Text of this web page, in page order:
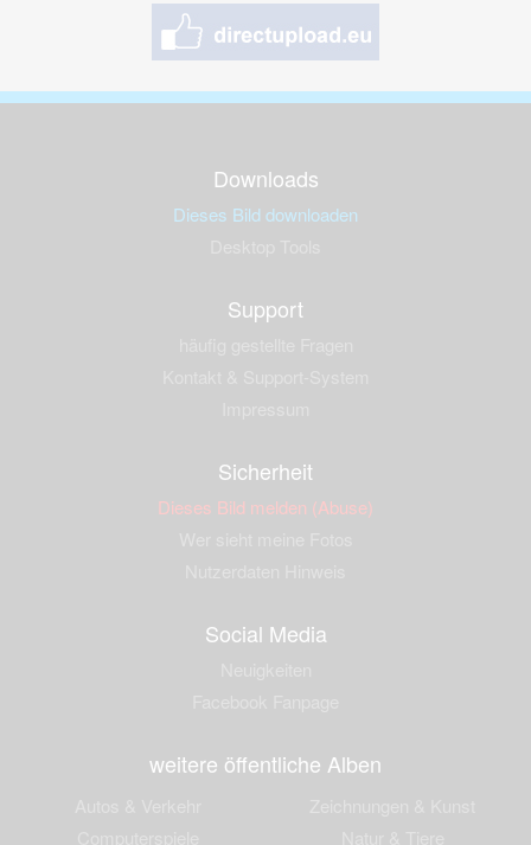
Downloads
Dieses Bild downloaden
Support
Sicherheit
Dieses Bild melden (Abuse)
Social Media
weitere öffentliche Alben